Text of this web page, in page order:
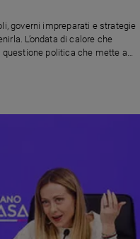
governi impreparati e strategie
L’ondata di calore che
questione politica che mette a